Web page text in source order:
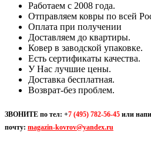
Работаем с 2008 года.
Отправляем ковры по всей
Оплата при получении
Доставляем до квартиры.
Ковер в заводской упаковке.
Есть сертификаты качества.
У Нас лучшие цены.
Доставка бесплатная.
Возврат-без проблем.
ЗВОНИТЕ по тел: +7 (495) 782-56-45 или
почту: magazin-kovrov@yandex.ru